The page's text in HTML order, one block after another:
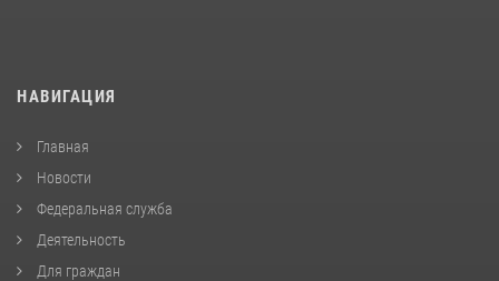
НАВИГАЦИЯ
Главная
Новости
Федеральная служба
Деятельность
Для граждан